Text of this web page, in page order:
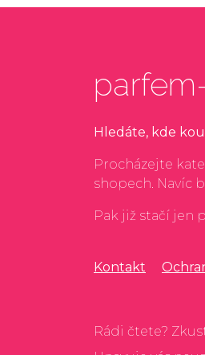
Hledáte, kde
Procházejte
shopech. Navíc
Pak již stačí jen
Kontakt
Rádi čtete?